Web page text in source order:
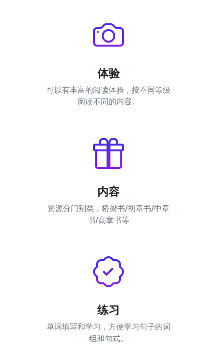
体验
可以有丰富的阅读体验，按不同等级
阅读不同的内容。
内容
资源分门别类，桥梁书/初章书/中章
书/高章书等
练习
单词填写和学习，方便学习句子的词
组和句式。